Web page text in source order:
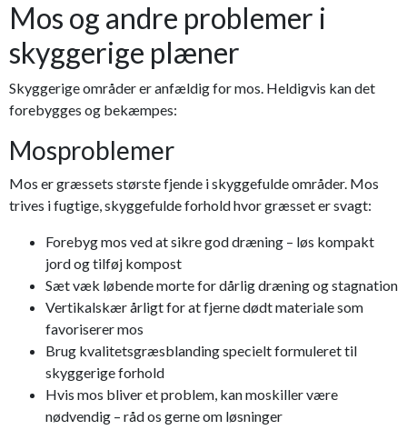
Mos og andre problemer i
skyggerige plæner
Skyggerige områder er anfældig for mos. Heldigvis kan det
forebygges og bekæmpes:
Mosproblemer
Mos er græssets største fjende i skyggefulde områder. Mos
trives i fugtige, skyggefulde forhold hvor græsset er svagt:
Forebyg mos ved at sikre god dræning – løs kompakt
jord og tilføj kompost
Sæt væk løbende morte for dårlig dræning og stagnation
Vertikalskær årligt for at fjerne dødt materiale som
favoriserer mos
Brug kvalitetsgræsblanding specielt formuleret til
skyggerige forhold
Hvis mos bliver et problem, kan moskiller være
nødvendig – råd os gerne om løsninger